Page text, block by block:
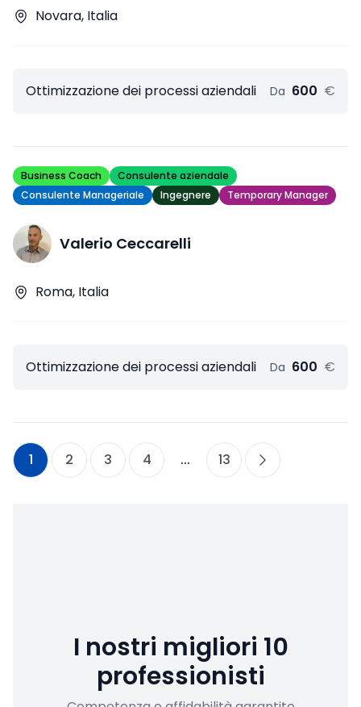
Novara, Italia
Ottimizzazione dei processi aziendali Da 600 €
Business Coach
Consulente aziendale
Consulente Manageriale
Ingegnere Temporary Manager
Valerio Ceccarelli
Roma, Italia
Ottimizzazione dei processi aziendali Da 600 €
1 2 3 4 ... 13
I nostri migliori 10
professionisti